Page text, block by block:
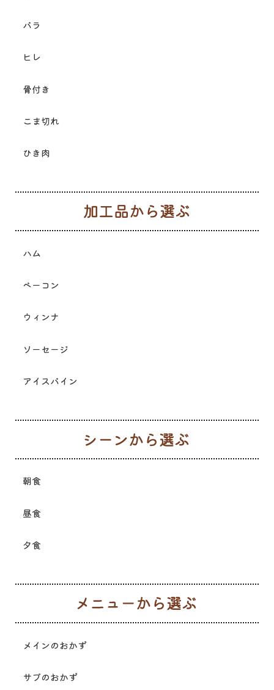
バラ
ヒレ
骨付き
こま切れ
ひき肉
ハム
ベーコン
ウィンナ
ソーセージ
アイスバイン
朝食
昼食
夕食
メインのおかず
サブのおかず